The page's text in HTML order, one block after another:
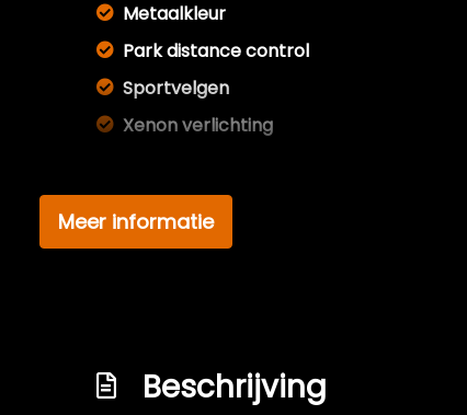
Metaalkleur
Park distance control
Sportvelgen
Xenon verlichting
Meer informatie
Beschrijving